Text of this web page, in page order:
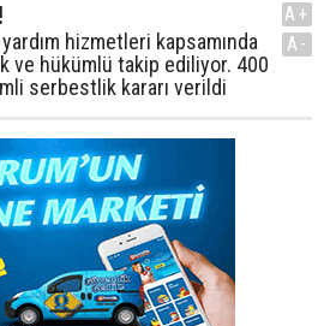
hizmetleri kapsamında
ve hükümlü takip ediliyor. 400
serbestlik kararı verildi
A+
A-